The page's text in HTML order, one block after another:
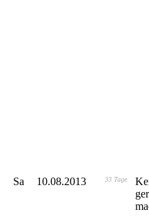
Sa 10.08.2013 33 Tage